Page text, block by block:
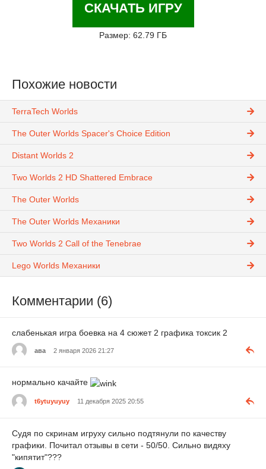
СКАЧАТЬ ИГРУ
Размер: 62.79 ГБ
Похожие новости
TerraTech Worlds
The Outer Worlds Spacer's Choice Edition
Distant Worlds 2
Two Worlds 2 HD Shattered Embrace
The Outer Worlds
The Outer Worlds Механики
Two Worlds 2 Call of the Tenebrae
Lego Worlds Механики
Комментарии (6)
слабенькая игра боевка на 4 сюжет 2 графика токсик 2
ава 2 января 2026 21:27
нормально качайте
t6ytuyuyuy 11 декабря 2025 20:55
Судя по скринам игруху сильно подтянули по качеству
графики. Почитал отзывы в сети - 50/50. Сильно видяху
"кипятит"???